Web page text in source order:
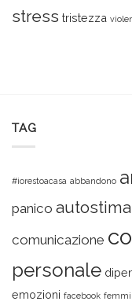
stress tristezza
TAG
#iorestoacasa abbandono
panico autostima
comunicazione
personale
emozioni facebook